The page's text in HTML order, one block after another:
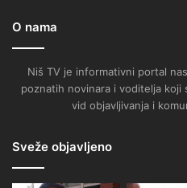
O nama
Niš TV je informativni portal
poznatih novinara i voditelja
vid objavljivanja i
Sveže objavljeno